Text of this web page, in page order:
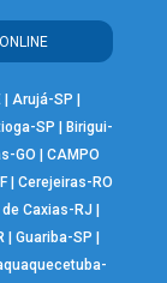
| Arujá-SP |
SP | Birigui-
GO |CAMPO
| Cerejeiras-RO
Caxias-RJ |
|Guariba-SP |